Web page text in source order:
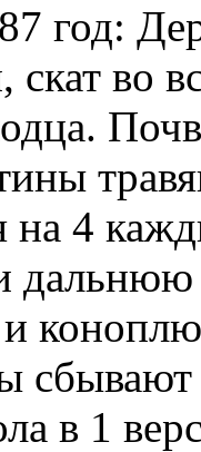
год:
во
на 4
дальнюю
и
в 1